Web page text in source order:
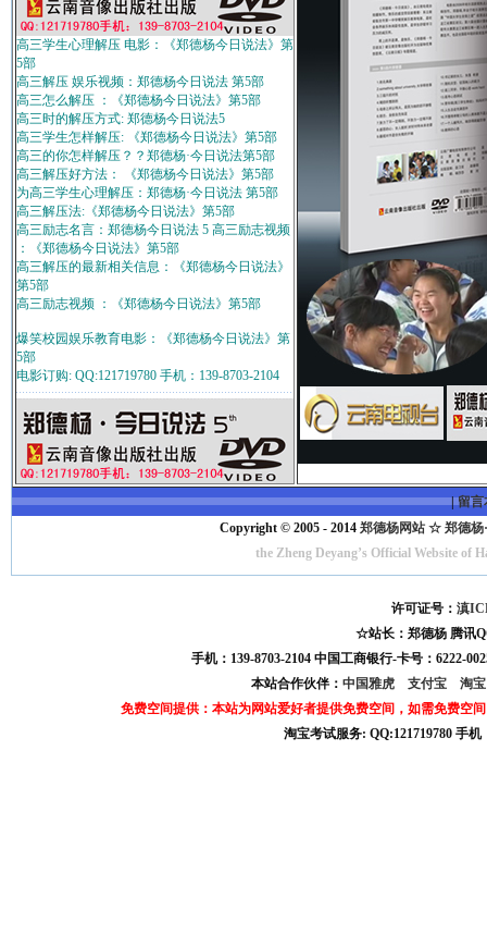
高三学生心理解压 电影：《郑德杨今日说法》第
5部
高三解压 娱乐视频：郑德杨今日说法 第5部
高三怎么解压 ：《郑德杨今日说法》第5部
高三时的解压方式: 郑德杨今日说法5
高三学生怎样解压: 《郑德杨今日说法》第5部
高三的你怎样解压？？郑德杨·今日说法第5部
高三解压好方法： 《郑德杨今日说法》第5部
为高三学生心理解压：郑德杨·今日说法 第5部
高三解压法:《郑德杨今日说法》第5部
高三励志名言：郑德杨今日说法 5 高三励志视频
：《郑德杨今日说法》第5部
高三解压的最新相关信息：《郑德杨今日说法》
第5部
高三励志视频 ：《郑德杨今日说法》第5部
爆笑校园娱乐教育电影：《郑德杨今日说法》第
5部
电影订购: QQ:121719780 手机：139-8703-2104
|留言
Copyright © 2005 - 2014 郑德杨网站 ☆ 郑德杨
the Zheng Deyang’s Official Website
许可证号：滇
☆站长：郑德杨 腾讯
手机：139-8703-2104 中国工商银行-卡号：6222-
本站合作伙伴： 中国雅虎 支付宝
淘
免费空间提供：本站为网站爱好者提供免费空间，如需免费空
淘宝考试服务: QQ:121719780 手